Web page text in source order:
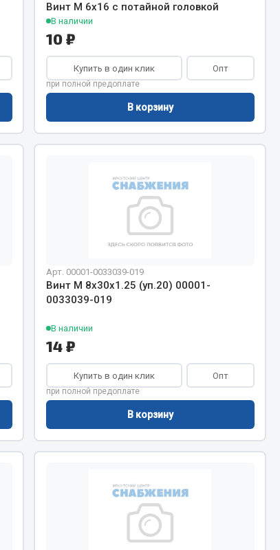
Винт М 6х16 с потайной головкой
В наличии
10 ₽
Купить в один клик Опт
при полной предоплате
В корзину
Арт. 00001-0033039-019
Винт М 8х30х1.25 (уп.20) 00001-
0033039-019
В наличии
14 ₽
Купить в один клик Опт
при полной предоплате
В корзину